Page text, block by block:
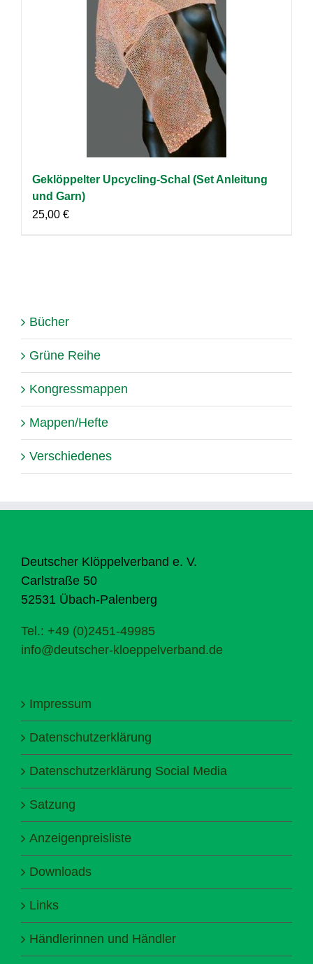
Geklöppelter Upcycling-Schal (Set Anleitung
und Garn)
25,00 €
Bücher
Grüne Reihe
Kongressmappen
Mappen/Hefte
Verschiedenes
Deutscher Klöppelverband e. V.
Carlstraße 50
52531 Übach-Palenberg
Tel.: +49 (0)2451-49985
info@deutscher-kloeppelverband.de
Impressum
Datenschutzerklärung
Datenschutzerklärung Social Media
Satzung
Anzeigenpreisliste
Downloads
Links
Händlerinnen und Händler